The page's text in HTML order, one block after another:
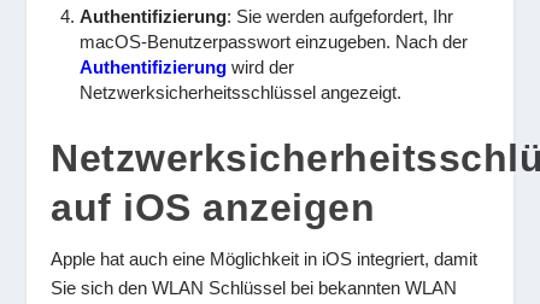
Authentifizierung: Sie werden aufgefordert, Ihr
macOS-Benutzerpasswort einzugeben. Nach der
Authentifizierung wird der
Netzwerksicherheitsschlüssel angezeigt.
auf iOS anzeigen
Apple hat auch eine Möglichkeit in iOS integriert, damit
Sie sich den WLAN Schlüssel bei bekannten WLAN